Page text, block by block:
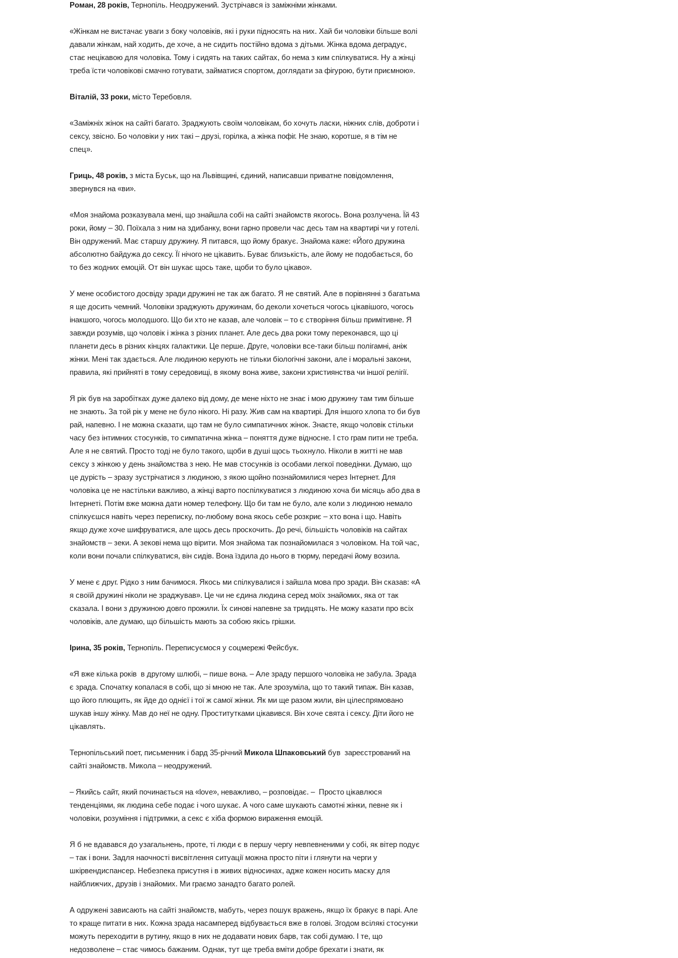
Роман, 28 років, Тернопіль. Неодружений. Зустрічався із заміжніми жінками.
«Жінкам не вистачає уваги з боку чоловіків, які і руки підносять на них. Хай би чоловіки більше волі
давали жінкам, най ходить, де хоче, а не сидить постійно вдома з дітьми. Жінка вдома деградує,
стає нецікавою для чоловіка. Тому і сидять на таких сайтах, бо нема з ким спілкуватися. Ну а жінці
треба їсти чоловікові смачно готувати, займатися спортом, доглядати за фігурою, бути приємною».
Віталій, 33 роки, місто Теребовля.
«Заміжніх жінок на сайті багато. Зраджують своїм чоловікам, бо хочуть ласки, ніжних слів, доброти і
сексу, звісно. Бо чоловіки у них такі – друзі, горілка, а жінка пофіг. Не знаю, коротше, я в тім не
спец».
Гриць, 48 років, з міста Буськ, що на Львівщині, єдиний, написавши приватне повідомлення,
звернувся на «ви».
«Моя знайома розказувала мені, що знайшла собі на сайті знайомств якогось. Вона розлучена. Їй 43
роки, йому – 30. Поїхала з ним на здибанку, вони гарно провели час десь там на квартирі чи у готелі.
Він одружений. Має старшу дружину. Я питався, що йому бракує. Знайома каже: «Його дружина
абсолютно байдужа до сексу. Її нічого не цікавить. Буває близькість, але йому не подобається, бо
то без жодних емоцій. От він шукає щось таке, щоби то було цікаво».
У мене особистого досвіду зради дружині не так аж багато. Я не святий. Але в порівнянні з багатьма
я ще досить чемний. Чоловіки зраджують дружинам, бо деколи хочеться чогось цікавішого, чогось
інакшого, чогось молодшого. Що би хто не казав, але чоловік – то є створіння більш примітивне. Я
завжди розумів, що чоловік і жінка з різних планет. Але десь два роки тому переконався, що ці
планети десь в різних кінцях галактики. Це перше. Друге, чоловіки все-таки більш полігамні, аніж
жінки. Мені так здається. Але людиною керують не тільки біологічні закони, але і моральні закони,
правила, які прийняті в тому середовищі, в якому вона живе, закони християнства чи іншої релігії.
Я рік був на заробітках дуже далеко від дому, де мене ніхто не знає і мою дружину там тим більше
не знають. За той рік у мене не було нікого. Ні разу. Жив сам на квартирі. Для іншого хлопа то би був
рай, напевно. І не можна сказати, що там не було симпатичних жінок. Знаєте, якщо чоловік стільки
часу без інтимних стосунків, то симпатична жінка – поняття дуже відносне. І сто грам пити не треба.
Але я не святий. Просто тоді не було такого, щоби в душі щось тьохнуло. Ніколи в житті не мав
сексу з жінкою у день знайомства з нею. Не мав стосунків із особами легкої поведінки. Думаю, що
це дурість – зразу зустрічатися з людиною, з якою щойно познайомилися через Інтернет. Для
чоловіка це не настільки важливо, а жінці варто поспілкуватися з людиною хоча би місяць або два в
Інтернеті. Потім вже можна дати номер телефону. Що би там не було, але коли з людиною немало
спілкуєшся навіть через переписку, по-любому вона якось себе розкриє – хто вона і що. Навіть
якщо дуже хоче шифруватися, але щось десь проскочить. До речі, більшість чоловіків на сайтах
знайомств – зеки. А зекові нема що вірити. Моя знайома так познайомилася з чоловіком. На той час,
коли вони почали спілкуватися, він сидів. Вона їздила до нього в тюрму, передачі йому возила.
У мене є друг. Рідко з ним бачимося. Якось ми спілкувалися і зайшла мова про зради. Він сказав: «А
я своїй дружині ніколи не зраджував». Це чи не єдина людина серед моїх знайомих, яка от так
сказала. І вони з дружиною довго прожили. Їх синові напевне за тридцять. Не можу казати про всіх
чоловіків, але думаю, що більшість мають за собою якісь грішки.
Ірина, 35 років, Тернопіль. Переписуємося у соцмережі Фейсбук.
«Я вже кілька років в другому шлюбі, – пише вона. – Але зраду першого чоловіка не забула. Зрада
є зрада. Спочатку копалася в собі, що зі мною не так. Але зрозуміла, що то такий типаж. Він казав,
що його плющить, як йде до однієї і тої ж самої жінки. Як ми ще разом жили, він цілеспрямовано
шукав іншу жінку. Мав до неї не одну. Проститутками цікавився. Він хоче свята і сексу. Діти його не
цікавлять.
Тернопільський поет, письменник і бард 35-річний Микола Шпаковський був зареєстрований на
сайті знайомств. Микола – неодружений.
– Якийсь сайт, який починається на «love», неважливо, – розповідає. – Просто цікавлюся
тенденціями, як людина себе подає і чого шукає. А чого саме шукають самотні жінки, певне як і
чоловіки, розуміння і підтримки, а секс є хіба формою вираження емоцій.
Я б не вдавався до узагальнень, проте, ті люди є в першу чергу невпевненими у собі, як вітер подує
– так і вони. Задля наочності висвітлення ситуації можна просто піти і глянути на черги у
шкірвендиспансер. Небезпека присутня і в живих відносинах, адже кожен носить маску для
найближчих, друзів і знайомих. Ми граємо занадто багато ролей.
А одружені зависають на сайті знайомств, мабуть, через пошук вражень, якщо їх бракує в парі. Але
то краще питати в них. Кожна зрада насамперед відбувається вже в голові. Згодом всілякі стосунки
можуть переходити в рутину, якщо в них не додавати нових барв, так собі думаю. І те, що
недозволене – стає чимось бажаним. Однак, тут ще треба вміти добре брехати і знати, як